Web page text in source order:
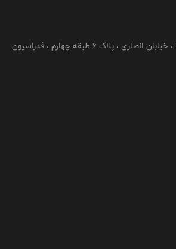
تهران ، بلوار نلسون ماندلا ، خیابان انصاری ، پلاک ۶ طبقه چهارم ، فدراسیون